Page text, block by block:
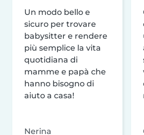
Un modo bello e
sicuro per trovare
babysitter e rendere
più semplice la vita
quotidiana di
mamme e papà che
hanno bisogno di
aiuto a casa!
Nerina